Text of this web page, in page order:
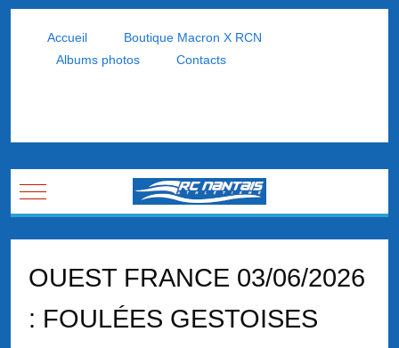
Accueil
Boutique Macron X RCN
Albums photos
Contacts
Mobile Menu Toggle
OUEST FRANCE 03/06/2026
: FOULÉES GESTOISES